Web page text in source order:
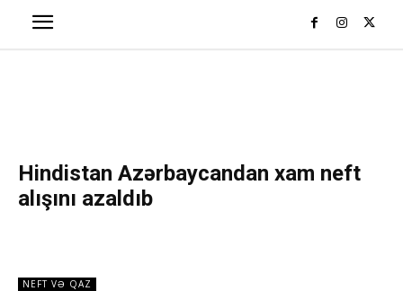
Hindistan Azərbaycandan xam neft
alışını azaldıb
NEFT VƏ QAZ